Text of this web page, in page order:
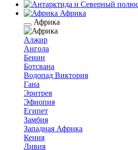
Африка
Африка
Алжир
Ангола
Бенин
Ботсвана
Водопад Виктория
Гана
Эритрея
Эфиопия
Египет
Замбия
Западная Африка
Кения
Ливия